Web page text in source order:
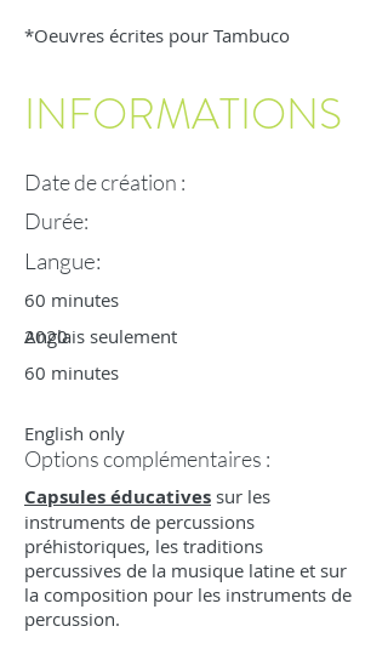
*Oeuvres écrites pour Tambuco
INFORMATIONS
Date de création :
Durée:
Langue:
60 minutes
2020
Anglais seulement
60 minutes
English only
Options complémentaires :
Capsules éducatives sur les
instruments de percussions
préhistoriques, les traditions
percussives de la musique latine et sur
la composition pour les instruments de
percussion.